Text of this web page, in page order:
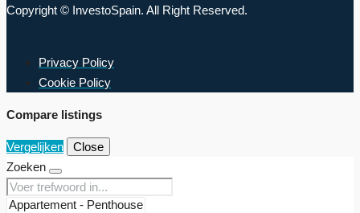
Copyright © InvestoSpain. All Right Reserved.
Privacy Policy
Cookie Policy
Compare listings
Vergelijken
Close
Zoeken